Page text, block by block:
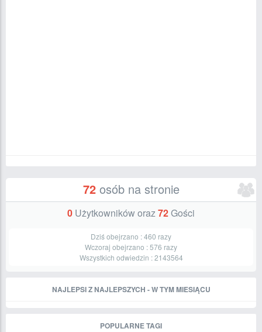
72osób na stronie
0 Użytkowników oraz72Gości
Dziś obejrzano :460 razy
Wczoraj obejrzano :576 razy
Wszystkich odwiedzin :2143564
NAJLEPSI Z NAJLEPSZYCH - W TYM MIESIĄCU
POPULARNE TAGI